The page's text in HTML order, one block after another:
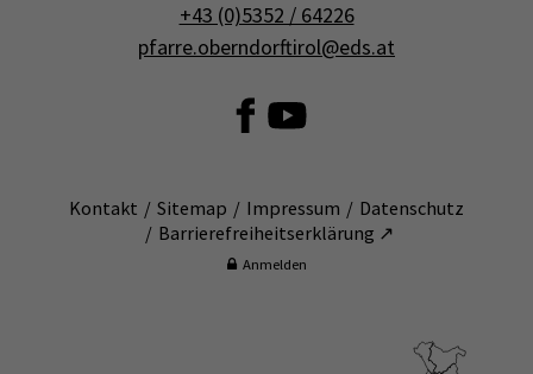
+43 (0)5352 / 64226
pfarre.oberndorftirol@eds.at
Kontakt Sitemap Impressum
Datenschutz
Barrierefreiheitserklärung ↗
Anmelden